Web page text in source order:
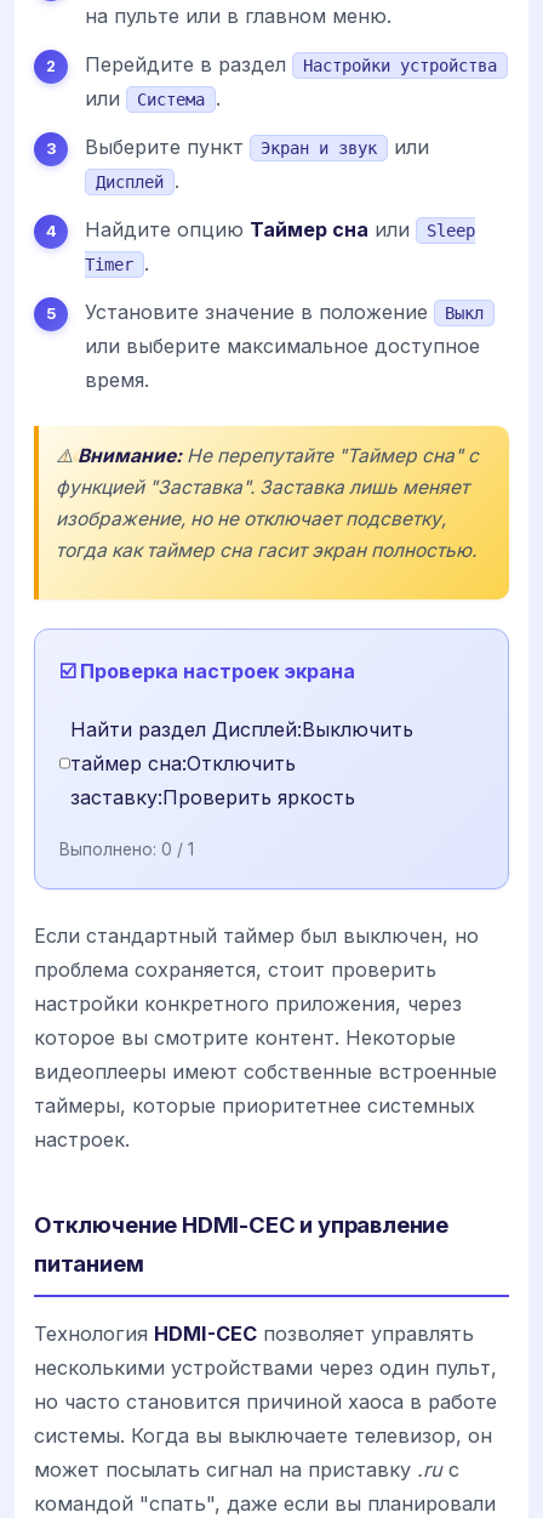
на пульте или в главном меню.
Перейдите в раздел
Настройки устройства
или Система
.
Выберите пункт
Экран и звук или
Дисплей
.
Найдите опцию Таймер сна или
Sleep
Timer
.
Установите значение в положение
Выкл
или выберите максимальное доступное
время.
⚠️Внимание:Не перепутайте "Таймер сна" с
функцией "Заставка". Заставка лишь меняет
изображение, но не отключает подсветку,
тогда как таймер сна гасит экран полностью.
☑️ Проверка настроек экрана
Найти раздел Дисплей:Выключить
таймер сна:Отключить
заставку:Проверить яркость
Выполнено: 0 / 1
Если стандартный таймер был выключен, но
проблема сохраняется, стоит проверить
настройки конкретного приложения, через
которое вы смотрите контент. Некоторые
видеоплееры имеют собственные встроенные
таймеры, которые приоритетнее системных
настроек.
Отключение HDMI-CEC и управление
питанием
Технология HDMI-CEC позволяет управлять
несколькими устройствами через один пульт,
но часто становится причиной хаоса в работе
системы. Когда вы выключаете телевизор, он
может посылать сигнал на приставку .ruс
командой "спать", даже если вы планировали